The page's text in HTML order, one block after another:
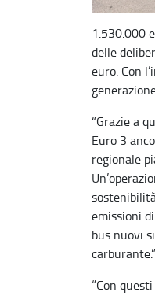
1.530.000
delle
euro. Con
“Grazie a
Euro 3
regionale
emissioni
bus nuovi
carburante.”
“Con